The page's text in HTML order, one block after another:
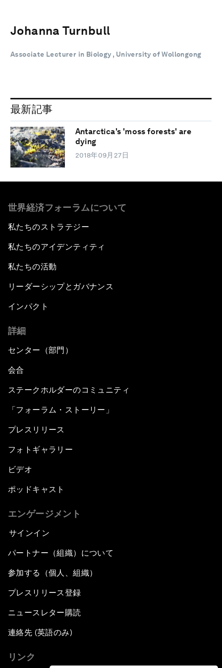
Johanna Turnbull
Associate Lecturer in Biology , University of Wollongong
最新記事
Antarctica's 'moss forests' are
dying
2018年09月27日
世界経済フォーラムについて
私たちのストラテジー
私たちのアイデンティティ
私たちの活動
リーダーシップとガバナンス
インパクト
詳細
センター（部門）
会合
ステークホルダーのコミュニティ
「フォーラム・ストーリー」
プレスリリース
フォトギャラリー
ビデオ
ポッドキャスト
エンゲージメント
サインイン
パートナー（組織）について
参加する（個人、組織）
プレスリリース登録
ニュースレター購読
連絡先 (英語のみ)
リンク